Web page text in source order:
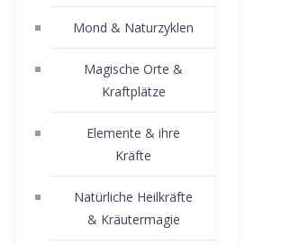
Mond & Naturzyklen
Magische Orte &
Kraftplätze
Elemente & ihre
Kräfte
Natürliche Heilkräfte
& Kräutermagie